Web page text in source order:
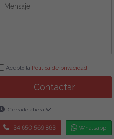
Acepto la Política de privacidad
Contactar
Cerrado ahora
+34 650 569 863 Whatsapp